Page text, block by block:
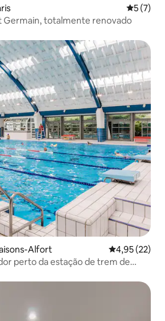
5 de
5 (7)
Germain, totalmente renovado
Alfort 4,95 de uma
4,95 (22)
perto da estação de trem de